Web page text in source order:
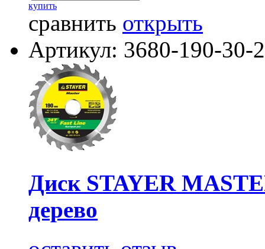
купить
сравнить открыть
Артикул: 3680-190-30-
Диск STAYER
дерево